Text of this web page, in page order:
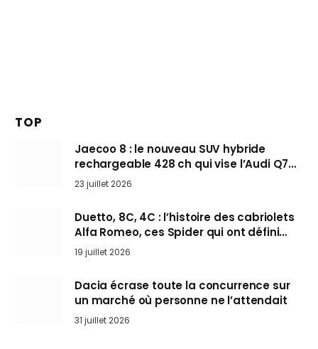
TOP
Jaecoo 8 : le nouveau SUV hybride
rechargeable 428 ch qui vise l’Audi Q7
arrive en Europe cet automne
23 juillet 2026
Duetto, 8C, 4C : l’histoire des cabriolets
Alfa Romeo, ces Spider qui ont défini
l’art de rouler cheveux au vent
19 juillet 2026
Dacia écrase toute la concurrence sur
un marché où personne ne l’attendait
31 juillet 2026